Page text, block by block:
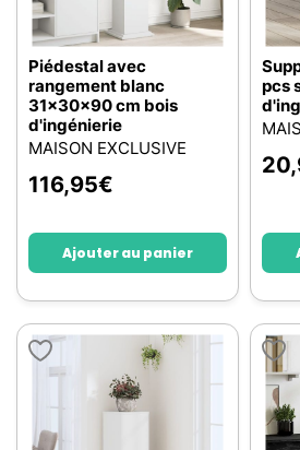
Piédestal avec
rangement blanc
31x30x90 cm bois
d'ingénierie
MAISON EXCLUSIVE
116,95€
Ajouter au panier
pcs